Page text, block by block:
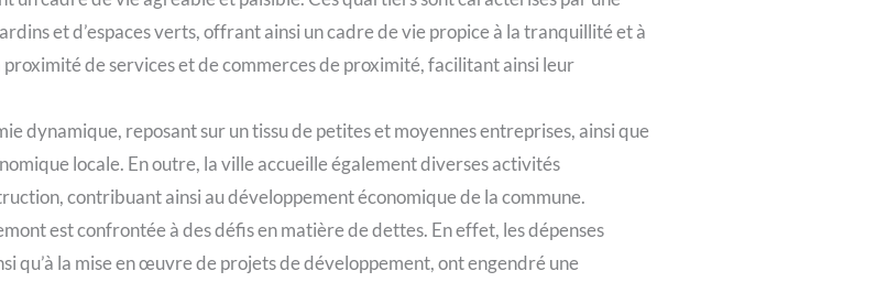
et d’espaces verts, offrant ainsi un cadre de vie propice à la tranquillité et à
de services et de commerces de proximité, facilitant ainsi leur
dynamique, reposant sur un tissu de petites et moyennes entreprises, ainsi que
locale. En outre, la ville accueille également diverses activités
contribuant ainsi au développement économique de la commune.
est confrontée à des défis en matière de dettes. En effet, les dépenses
qu’à la mise en œuvre de projets de développement, ont engendré une